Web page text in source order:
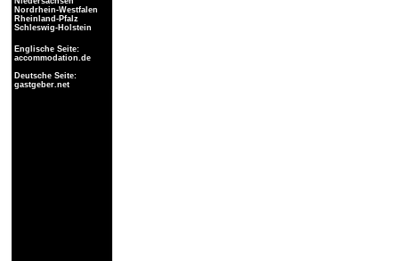
Nordrhein-Westfalen
Rheinland-Pfalz
Schleswig-Holstein
Englische Seite:
accommodation.de
Deutsche Seite:
gastgeber.net